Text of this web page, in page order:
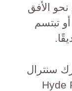
الأفق
تبتسم
سنترال
Hyde